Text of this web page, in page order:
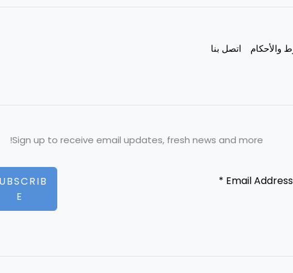
والأحكام
اتصل بنا
Sign up to receive email updates, fresh news and more!
E